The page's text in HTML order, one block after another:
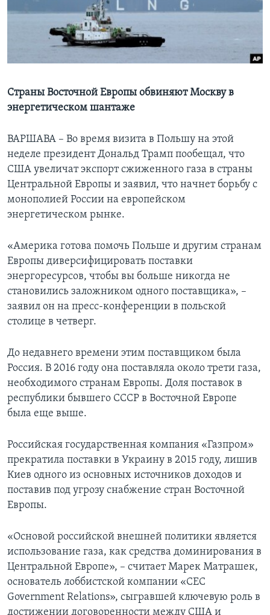
Learning English
Языки
Страны Восточной Европы обвиняют Москву в
энергетическом шантаже
ВАРШАВА – Во время визита в Польшу на этой
неделе президент Дональд Трамп пообещал, что
США увеличат экспорт сжиженного газа в страны
Центральной Европы и заявил, что начнет борьбу с
монополией России на европейском
энергетическом рынке.
«Америка готова помочь Польше и другим странам
Европы диверсифицировать поставки
энергоресурсов, чтобы вы больше никогда не
становились заложником одного поставщика», –
заявил он на пресс-конференции в польской
столице в четверг.
До недавнего времени этим поставщиком была
Россия. В 2016 году она поставляла около трети газа,
необходимого странам Европы. Доля поставок в
республики бывшего СССР в Восточной Европе
была еще выше.
Российская государственная компания «Газпром»
прекратила поставки в Украину в 2015 году, лишив
Киев одного из основных источников доходов и
поставив под угрозу снабжение стран Восточной
Европы.
«Основой российской внешней политики является
использование газа, как средства доминирования в
Центральной Европе», – считает Марек Матрашек,
основатель лоббистской компании «CEC
Government Relations», сыгравшей ключевую роль в
достижении договоренности между США и